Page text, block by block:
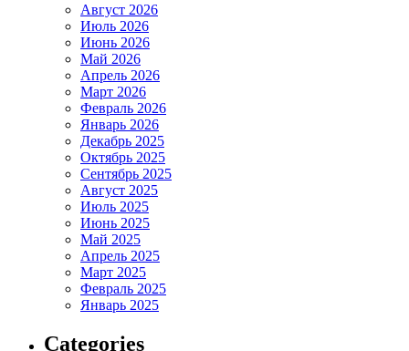
Август 2026
Июль 2026
Июнь 2026
Май 2026
Апрель 2026
Март 2026
Февраль 2026
Январь 2026
Декабрь 2025
Октябрь 2025
Сентябрь 2025
Август 2025
Июль 2025
Июнь 2025
Май 2025
Апрель 2025
Март 2025
Февраль 2025
Январь 2025
Categories